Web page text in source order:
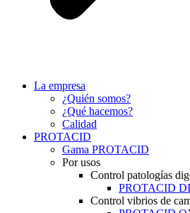
La empresa
¿Quién somos?
¿Qué hacemos?
Calidad
PROTACID
Gama PROTACID
Por usos
Control patologías
PROTACID
Control vibrios de